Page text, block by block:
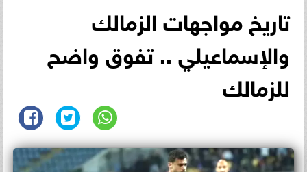
تاريخ مواجهات الزمالك
والإسماعيلي .. تفوق واضح
للزمالك